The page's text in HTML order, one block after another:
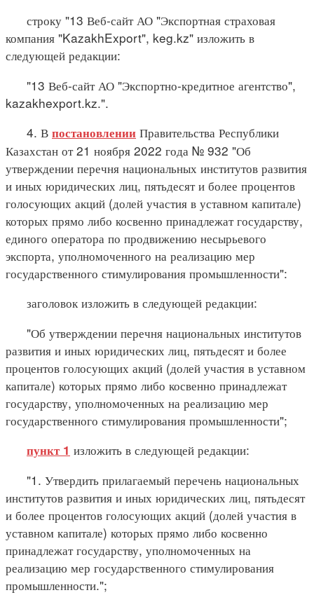
строку "13 Веб-сайт АО "Экспортная страховая
компания "KazakhExport", keg.kz" изложить в
следующей редакции:
"13 Веб-сайт АО "Экспортно-кредитное агентство",
kazakhexport.kz.".
4. В постановлении Правительства Республики
Казахстан от 21 ноября 2022 года № 932 "Об
утверждении перечня национальных институтов развития
и иных юридических лиц, пятьдесят и более процентов
голосующих акций (долей участия в уставном капитале)
которых прямо либо косвенно принадлежат государству,
единого оператора по продвижению несырьевого
экспорта, уполномоченного на реализацию мер
государственного стимулирования промышленности":
заголовок изложить в следующей редакции:
"Об утверждении перечня национальных институтов
развития и иных юридических лиц, пятьдесят и более
процентов голосующих акций (долей участия в уставном
капитале) которых прямо либо косвенно принадлежат
государству, уполномоченных на реализацию мер
государственного стимулирования промышленности";
пункт 1 изложить в следующей редакции:
"1. Утвердить прилагаемый перечень национальных
институтов развития и иных юридических лиц, пятьдесят
и более процентов голосующих акций (долей участия в
уставном капитале) которых прямо либо косвенно
принадлежат государству, уполномоченных на
реализацию мер государственного стимулирования
промышленности.";